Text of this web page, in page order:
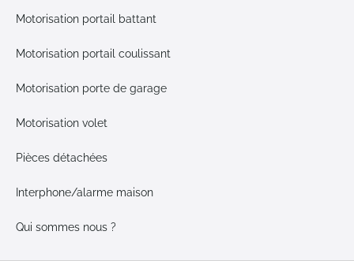
Motorisation portail battant
Motorisation portail coulissant
Motorisation porte de garage
Motorisation volet
Pièces détachées
Interphone/alarme maison
Qui sommes nous ?